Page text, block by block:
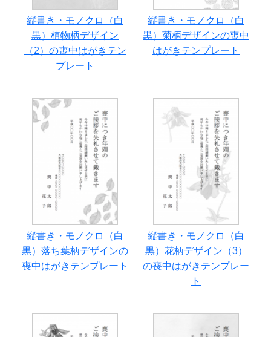
縦書き・モノクロ（白
黒）植物柄デザイン
（2）の喪中はがきテン
プレート
縦書き・モノクロ（白
黒）菊柄デザインの喪中
はがきテンプレート
縦書き・モノクロ（白
黒）落ち葉柄デザインの
喪中はがきテンプレート
縦書き・モノクロ（白
黒）花柄デザイン（3）
の喪中はがきテンプレー
ト